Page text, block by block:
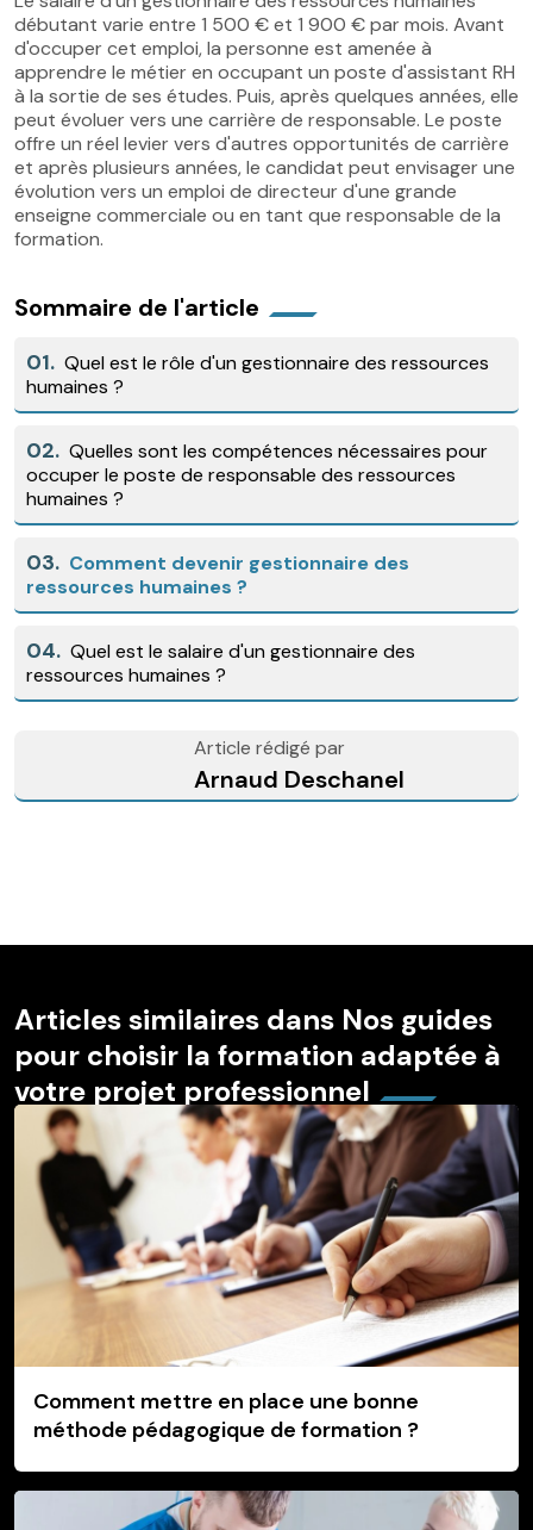
débutant varie entre 1 500 € et 1 900 € par mois. Avant
d'occuper cet emploi, la personne est amenée à
apprendre le métier en occupant un poste d'assistant RH
à la sortie de ses études. Puis, après quelques années, elle
peut évoluer vers une carrière de responsable. Le poste
offre un réel levier vers d'autres opportunités de carrière
et après plusieurs années, le candidat peut envisager une
évolution vers un emploi de directeur d'une grande
enseigne commerciale ou en tant que responsable de la
formation.
Sommaire de l'article
01. Quel est le rôle d'un gestionnaire des ressources
humaines ?
02. Quelles sont les compétences nécessaires pour
occuper le poste de responsable des ressources
humaines ?
03. Comment devenir gestionnaire des
ressources humaines ?
04. Quel est le salaire d'un gestionnaire des
ressources humaines ?
Article rédigé par
Arnaud Deschanel
Articles similaires dans Nos guides
pour choisir la formation adaptée à
votre projet professionnel
Comment mettre en place une bonne
méthode pédagogique de formation ?